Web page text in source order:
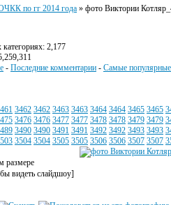
по гг 2014 года » фото Виктории
2,177
- Последние комментарии - Самые популярные
3462 3462 3463 3463 3464 3464 3465 3465
3476 3476 3477 3477 3478 3478 3479 3479
3490 3490 3491 3491 3492 3492 3493 3493
3504 3504 3505 3505 3506 3506 3507 3507
видеть слайдшоу]